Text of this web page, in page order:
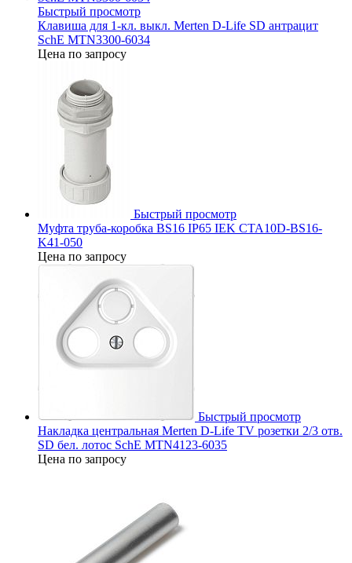
Быстрый просмотр
Клавиша для 1-кл. выкл. Merten D-Life SD антрацит
SchE MTN3300-6034
Цена по запросу
Быстрый просмотр
Муфта труба-коробка BS16 IP65 IEK CTA10D-BS16-
K41-050
Цена по запросу
Быстрый просмотр
Накладка центральная Merten D-Life TV розетки 2/3 отв.
SD бел. лотос SchE MTN4123-6035
Цена по запросу